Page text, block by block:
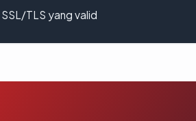
TLS yang valid